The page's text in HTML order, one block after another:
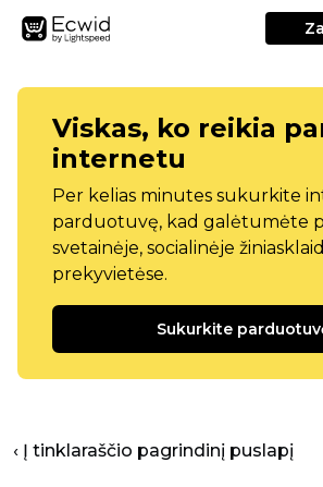
Viskas, ko reikia
internetu
Per kelias minutes sukurkite
parduotuvę, kad galėtumėte
svetainėje, socialinėje
prekyvietėse.
Sukurkite
‹ Į tinklaraščio pagrindinį puslapį